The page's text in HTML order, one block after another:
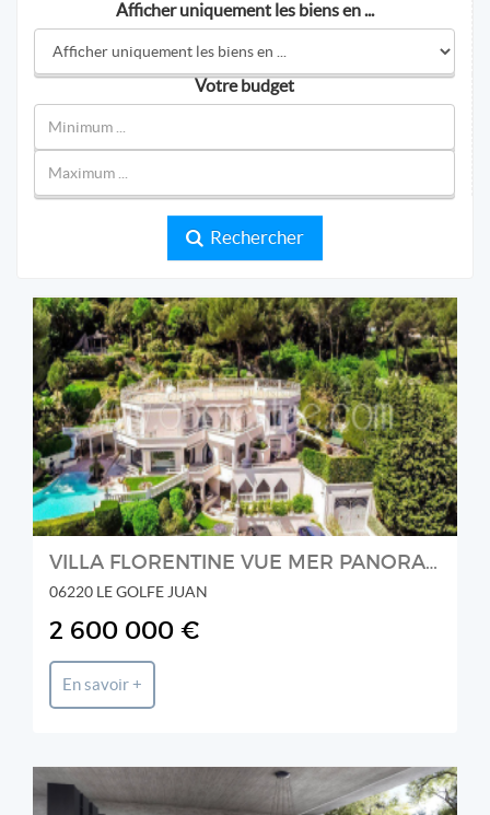
Afficher uniquement les biens en ...
Votre budget
Rechercher
SB Prestige
VILLA FLORENTINE VUE MER PANORAMIQUE
06220 LE GOLFE JUAN
2 600 000 €
En savoir +